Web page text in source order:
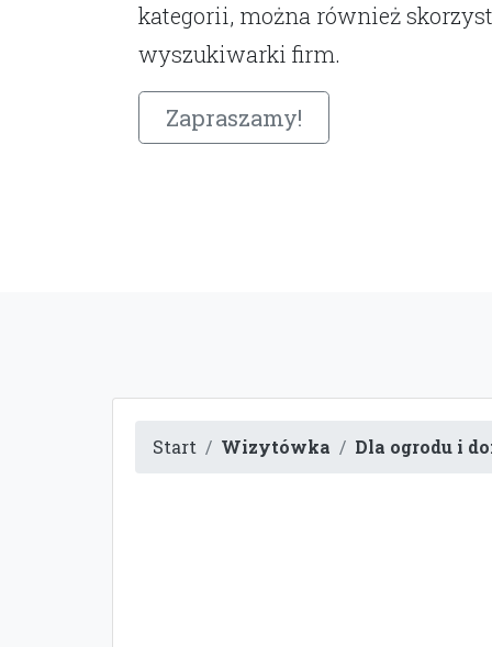
kategorii, można również
wyszukiwarki firm.
Zapraszamy!
Start Wizytówka Dla ogrodu i